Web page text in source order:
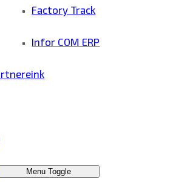
Factory Track
Infor COM ERP
Menu Toggle